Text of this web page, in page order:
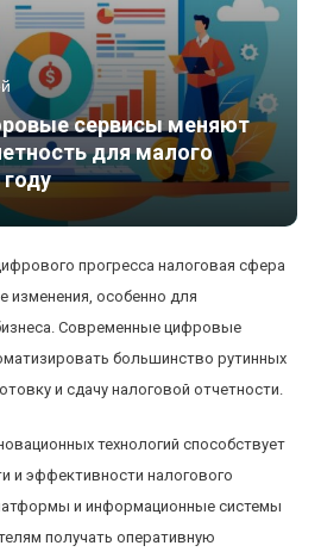
сервисы меняют
для малого
прогресса налоговая сфера
изменения, особенно для
Современные цифровые
большинство рутинных
и сдачу налоговой отчетности.
технологий способствует
и эффективности налогового
и информационные системы
получать оперативную